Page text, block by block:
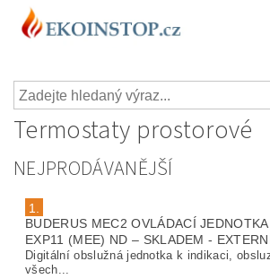
Termostaty prostorové
NEJPRODÁVANĚJŠÍ
1.
BUDERUS MEC2 OVLÁDACÍ
EXP11 (MEE) ND – SKLADEM -
Digitální obslužná jednotka k indikaci,
všech...